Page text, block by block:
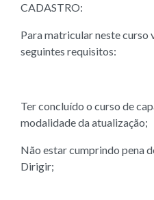
CADASTRO:
Para matricular neste curso
seguintes requisitos:
Ter concluído o curso de
modalidade da atualização;
Não estar cumprindo pena
Dirigir;